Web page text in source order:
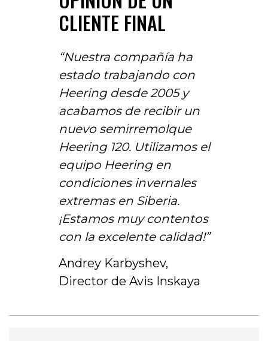
CLIENTE FINAL
“Nuestra compañía ha
estado trabajando con
Heering desde 2005 y
acabamos de recibir un
nuevo semirremolque
Heering 120. Utilizamos el
equipo Heering en
condiciones invernales
extremas en Siberia.
¡Estamos muy contentos
con la excelente calidad!”
Andrey Karbyshev,
Director de Avis Inskaya